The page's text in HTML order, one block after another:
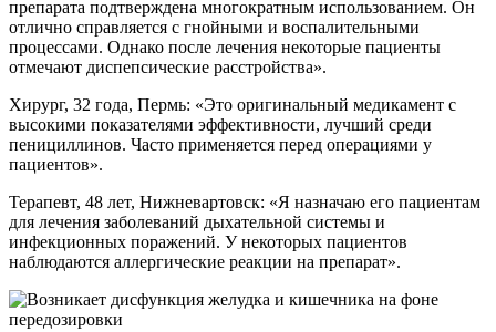
препарата подтверждена многократным использованием. Он
отлично справляется с гнойными и воспалительными
процессами. Однако после лечения некоторые пациенты
отмечают диспепсические расстройства».
Хирург, 32 года, Пермь: «Это оригинальный медикамент с
высокими показателями эффективности, лучший среди
пенициллинов. Часто применяется перед операциями у
пациентов».
Терапевт, 48 лет, Нижневартовск: «Я назначаю его пациентам
для лечения заболеваний дыхательной системы и
инфекционных поражений. У некоторых пациентов
наблюдаются аллергические реакции на препарат».